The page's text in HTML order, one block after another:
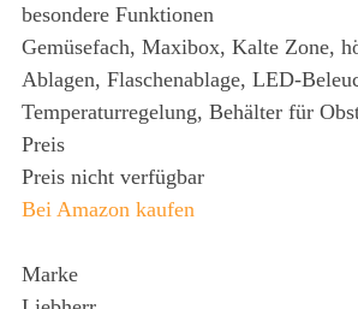
besondere Funktionen
Gemüsefach, Maxibox, Kalte Zone,
Ablagen, Flaschenablage, LED-
Temperaturregelung, Behälter für
Preis
Preis nicht verfügbar
Bei Amazon kaufen
Marke